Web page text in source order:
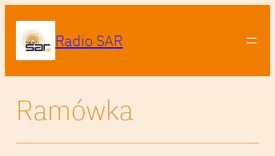
Radio SAR
Ramówka